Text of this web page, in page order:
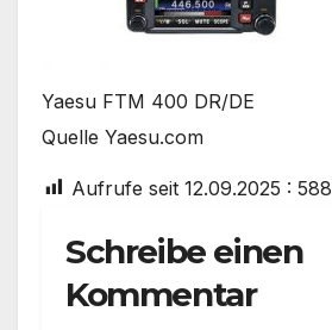
Yaesu FTM 400 DR/DE
Quelle Yaesu.com
Aufrufe seit 12.09.2025 : 588
Schreibe einen
Kommentar